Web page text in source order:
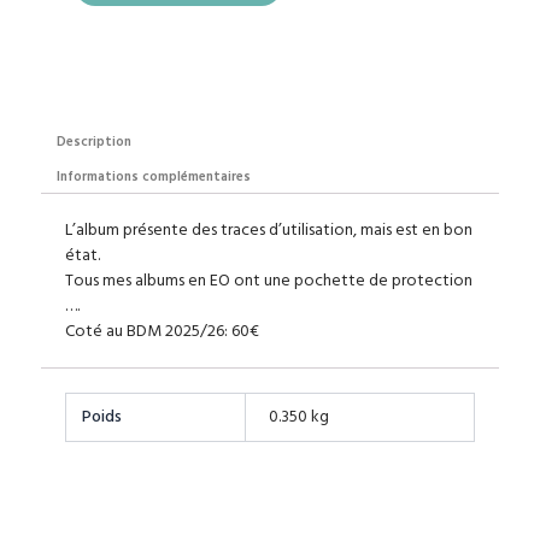
Description
Informations complémentaires
L’album présente des traces d’utilisation, mais est en bon
état.
Tous mes albums en EO ont une pochette de protection
….
Coté au BDM 2025/26: 60€
Poids 0.350 kg